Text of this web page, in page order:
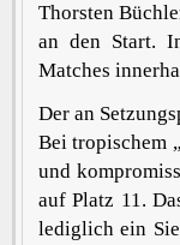
Thorsten
an den Start.
Matches
Der an
Bei tropischem
und
auf Platz 11.
lediglich ein